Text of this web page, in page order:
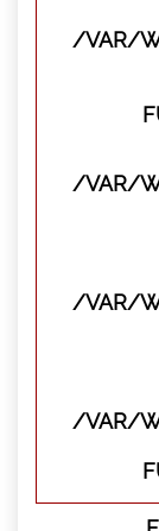
/VAR/
/VAR/
/VAR/
/VAR/